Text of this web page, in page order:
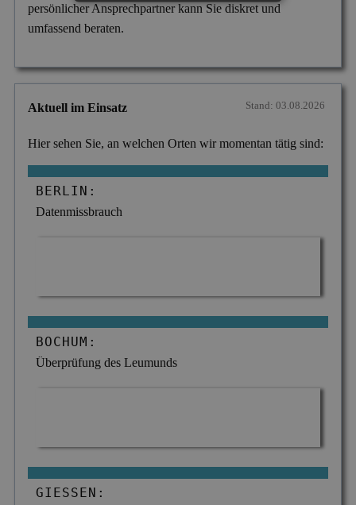
persönlicher Ansprechpartner kann Sie diskret und
umfassend beraten.
Aktuell im Einsatz Stand: 03.08.2026
Hier sehen Sie, an welchen Orten wir momentan tätig sind:
BERLIN:
Datenmissbrauch
BOCHUM:
Überprüfung des Leumunds
GIESSEN: